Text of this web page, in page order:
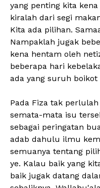
yang penting kita
kiralah dari segi
Kita ada pilihan.
Nampaklah jugak
kena hentam oleh
beberapa hari
ada yang suruh boikot
Pada Fiza tak
semata-mata isu
sebagai peringatan
adab dahulu ilmu
semuanya tentang
ye. Kalau baik yang
baik jugak datang